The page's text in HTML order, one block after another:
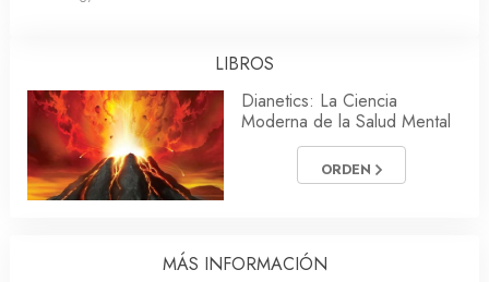
LIBROS
Dianetics: La Ciencia
Moderna de la Salud Mental
ORDEN
MÁS INFORMACIÓN